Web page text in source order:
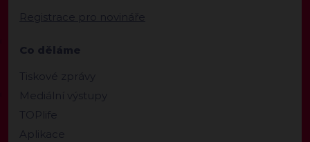
Registrace pro novináře
Co děláme
Tiskové zprávy
Mediální výstupy
TOPlife
Aplikace